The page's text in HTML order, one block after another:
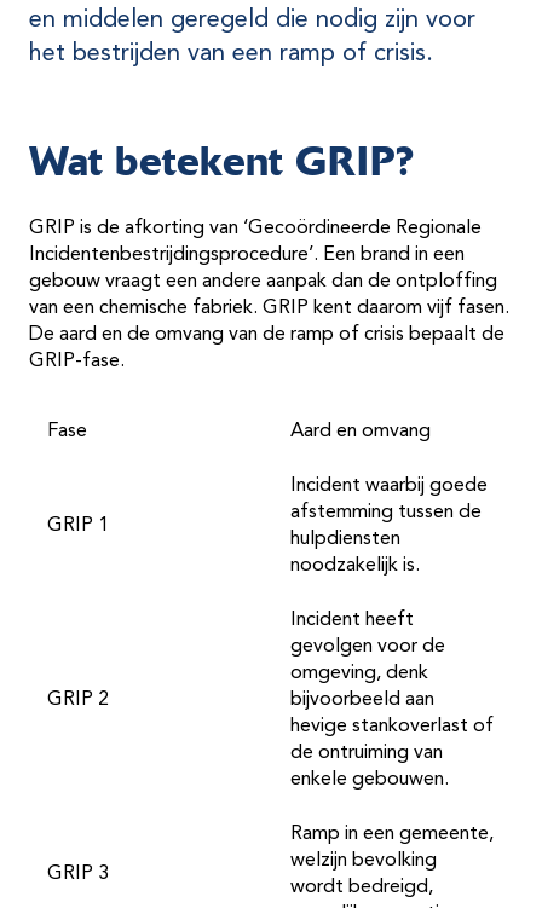
en middelen geregeld die nodig zijn voor
het bestrijden van een ramp of crisis.
Wat betekent GRIP?
GRIP is de afkorting van ‘Gecoördineerde Regionale
Incidentenbestrijdingsprocedure’. Een brand in een
gebouw vraagt een andere aanpak dan de ontploffing
van een chemische fabriek. GRIP kent daarom vijf fasen.
De aard en de omvang van de ramp of crisis bepaalt de
GRIP-fase.
Fase Aard en omvang
GRIP 1
Incident waarbij goede
afstemming tussen de
hulpdiensten
noodzakelijk is.
GRIP 2
Incident heeft
gevolgen voor de
omgeving, denk
bijvoorbeeld aan
hevige stankoverlast of
de ontruiming van
enkele gebouwen.
GRIP 3
Ramp in een gemeente,
welzijn bevolking
wordt bedreigd,